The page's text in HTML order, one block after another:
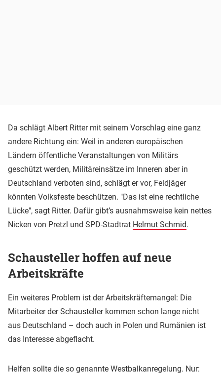
Da schlägt Albert Ritter mit seinem Vorschlag eine ganz
andere Richtung ein: Weil in anderen europäischen
Ländern öffentliche Veranstaltungen von Militärs
geschützt werden, Militäreinsätze im Inneren aber in
Deutschland verboten sind, schlägt er vor, Feldjäger
könnten Volksfeste beschützen. "Das ist eine rechtliche
Lücke", sagt Ritter. Dafür gibt’s ausnahmsweise kein nettes
Nicken von Pretzl und SPD-Stadtrat Helmut Schmid.
Schausteller hoffen auf neue
Arbeitskräfte
Ein weiteres Problem ist der Arbeitskräftemangel: Die
Mitarbeiter der Schausteller kommen schon lange nicht
aus Deutschland – doch auch in Polen und Rumänien ist
das Interesse abgeflacht.
Helfen sollte die so genannte Westbalkanregelung. Nur: